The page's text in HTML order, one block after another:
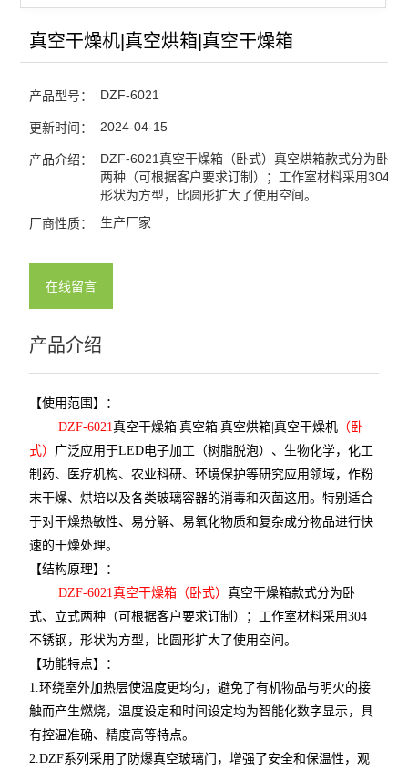
真空干燥机|真空烘箱|真空干燥箱
产品型号： DZF-6021
更新时间： 2024-04-15
产品介绍：
DZF-6021真空干燥箱（卧式）真空烘箱款式分为卧式
两种（可根据客户要求订制）；工作室材料采用304不
形状为方型，比圆形扩大了使用空间。
厂商性质： 生产厂家
在线留言
产品介绍
【使用范围】：
DZF-6021真空干燥箱|真空箱|真空烘箱|真空干燥机 （卧
式） 广泛应用于LED电子加工（树脂脱泡）、生物化学，化工
制药、医疗机构、农业科研、环境保护等研究应用领域，作粉
末干燥、烘培以及各类玻璃容器的消毒和灭菌这用。特别适合
于对干燥热敏性、易分解、易氧化物质和复杂成分物品进行快
速的干燥处理。
【结构原理】：
DZF-6021真空干燥箱（卧式）真空干燥箱款式分为卧
式、立式两种（可根据客户要求订制）；工作室材料采用304
不锈钢，形状为方型，比圆形扩大了使用空间。
【功能特点】：
1.环绕室外加热层使温度更均匀，避免了有机物品与明火的接
触而产生燃烧，温度设定和时间设定均为智能化数字显示，具
有控温准确、精度高等特点。
2.DZF系列采用了防爆真空玻璃门，增强了安全和保温性，观